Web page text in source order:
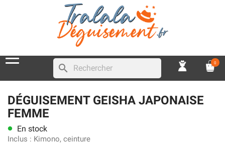
search 0
DÉGUISEMENT GEISHA JAPONAISE
FEMME
lens En stock
Inclus : Kimono, ceinture